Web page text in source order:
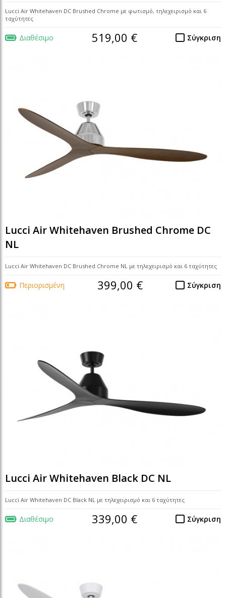
Lucci Air Whitehaven DC Brushed Chrome με φωτισμό, τηλεχειρισμό και 6
ταχύτητες
Διαθέσιμο Σύγκριση
519,00 €
Lucci Air Whitehaven Brushed Chrome DC
NL
Lucci Air Whitehaven DC Brushed Chrome NL με τηλεχειρισμό και 6 ταχύτητες
Περιορισμένη Σύγκριση
399,00 €
Lucci Air Whitehaven Black DC NL
Lucci Air Whitehaven DC Black NL με τηλεχειρισμό και 6 ταχύτητες
Διαθέσιμο Σύγκριση
339,00 €